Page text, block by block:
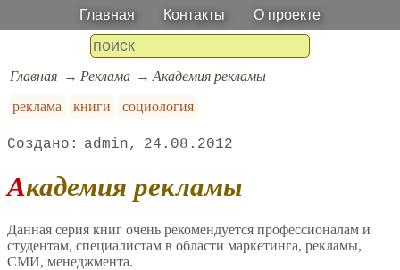
Главная Контакты О проекте
Главная Реклама
Академия рекламы
реклама
книги социология
admin 24.08.2012
Академия рекламы
Данная серия книг очень рекомендуется профессионалам и
студентам, специалистам в области маркетинга, рекламы,
СМИ, менеджмента.